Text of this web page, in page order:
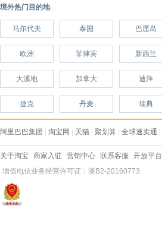
境外热门目的地
马尔代夫 泰国 巴厘岛
欧洲 菲律宾 新西兰
大溪地 加拿大 迪拜
捷克 丹麦 瑞典
阿里巴巴集团 淘宝网 天猫 聚划算 全球速卖通
关于淘宝 商家入驻 营销中心 联系客服 开放平台
增值电信业务经营许可证：浙B2-20160773